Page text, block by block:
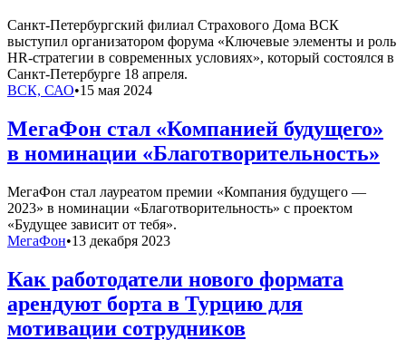
Санкт-Петербургский филиал Страхового Дома ВСК
выступил организатором форума «Ключевые элементы и роль
HR-стратегии в современных условиях», который состоялся в
Санкт-Петербурге 18 апреля.
ВСК, САО•15 мая 2024
МегаФон стал «Компанией будущего»
в номинации «Благотворительность»
МегаФон стал лауреатом премии «Компания будущего —
2023» в номинации «Благотворительность» с проектом
«Будущее зависит от тебя».
МегаФон•13 декабря 2023
Как работодатели нового формата
арендуют борта в Турцию для
мотивации сотрудников